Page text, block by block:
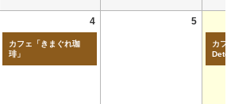
4
カフェ「きまぐれ珈
琲」
5
カ